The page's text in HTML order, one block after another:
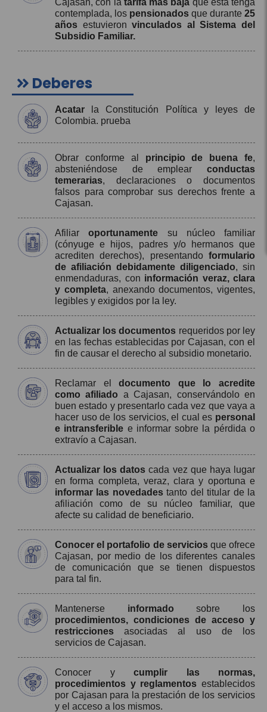
Cajasan, con la tarifa más baja que ésta tenga
contemplada, los pensionados que durante 25
años estuvieronvinculados al Sistema del
Subsidio Familiar.
Deberes
Acatar la Constitución Política y leyes de
Colombia. prueba
Obrar conforme al principio de buena fe,
absteniéndose de emplear conductas
temerarias, declaraciones o documentos
falsos para comprobar sus derechos frente a
Cajasan.
Afiliaroportunamente su núcleo familiar
(cónyuge e hijos, padres y/o hermanos que
acrediten derechos), presentando formulario
de afiliación debidamente diligenciado, sin
enmendaduras, con información veraz, clara
y completa, anexando documentos, vigentes,
legibles y exigidos por la ley.
Actualizar los documentos requeridos por ley
en las fechas establecidas por Cajasan, con el
fin de causar el derecho al subsidio monetario.
Reclamar eldocumento que lo acredite
como afiliado a Cajasan, conservándolo en
buen estado y presentarlo cada vez que vaya a
hacer uso de los servicios, el cual es personal
e intransferible e informar sobre la pérdida o
extravío a Cajasan.
Actualizar los datos cada vez que haya lugar
en forma completa, veraz, clara y oportuna e
informar las novedadestanto del titular de la
afiliación como de su núcleo familiar, que
afecte su calidad de beneficiario.
Conocer el portafolio de serviciosque ofrece
Cajasan, por medio de los diferentes canales
de comunicación que se tienen dispuestos
para tal fin.
Mantenerse informado sobre los
procedimientos, condiciones de acceso y
restricciones asociadas al uso de los
servicios de Cajasan.
Conocer y cumplir las normas,
procedimientos y reglamentos establecidos
por Cajasan para la prestación de los servicios
y el acceso a los mismos.